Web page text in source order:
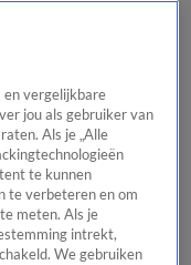
van Hart
Tip de
en vergelijkbare
jou als gebruiker van
Als je „Alle
te kunnen
te verbeteren en om
meten. Als je
intrekt,
We gebruiken